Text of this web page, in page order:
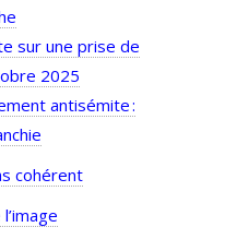
sur une prise de
2025
antisémite :
cohérent